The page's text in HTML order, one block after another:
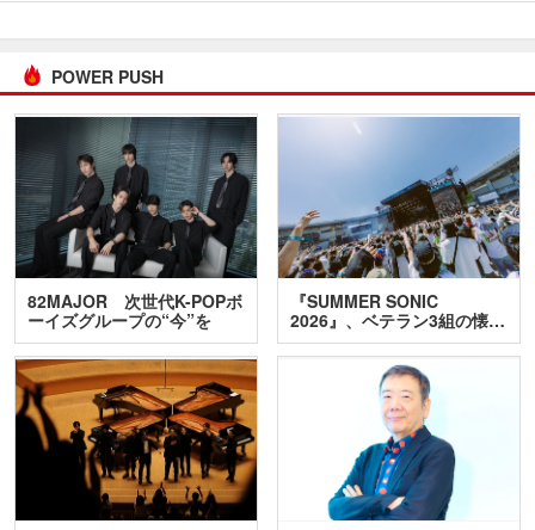
POWER PUSH
82MAJOR 次世代K-POPボ
ーイズグループの“今”を
訊…
『SUMMER SONIC
2026』、ベテラン3組の懐…